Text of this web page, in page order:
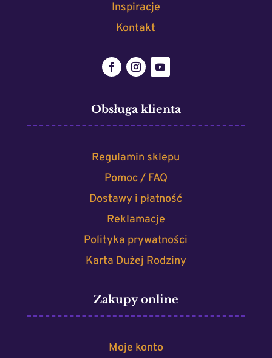
Inspiracje
Kontakt
Obsługa klienta
Regulamin sklepu
Pomoc / FAQ
Dostawy i płatność
Reklamacje
Polityka prywatności
Karta Dużej Rodziny
Zakupy online
Moje konto